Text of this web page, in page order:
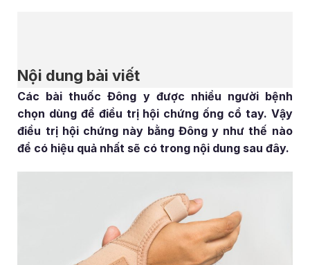
Nội dung bài viết
Các bài thuốc Đông y được nhiều người bệnh
chọn dùng để điều trị hội chứng ống cổ tay. Vậy
điều trị hội chứng này bằng Đông y như thế nào
để có hiệu quả nhất sẽ có trong nội dung sau đây.